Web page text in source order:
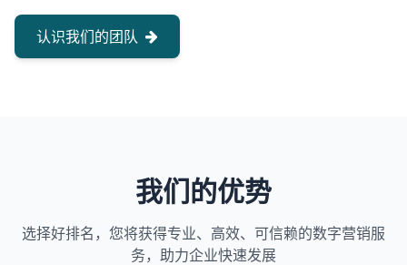
认识我们的团队
我们的优势
选择好排名，您将获得专业、高效、可信赖的数字营销服
务，助力企业快速发展